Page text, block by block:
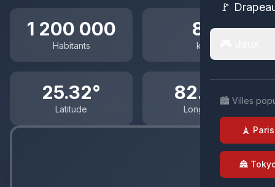
🚩
🏙️ Villes
🗼 Paris
🏯
1 200 000
Habitants
82
km²
25.32°
Latitude
82.97°
Longitude